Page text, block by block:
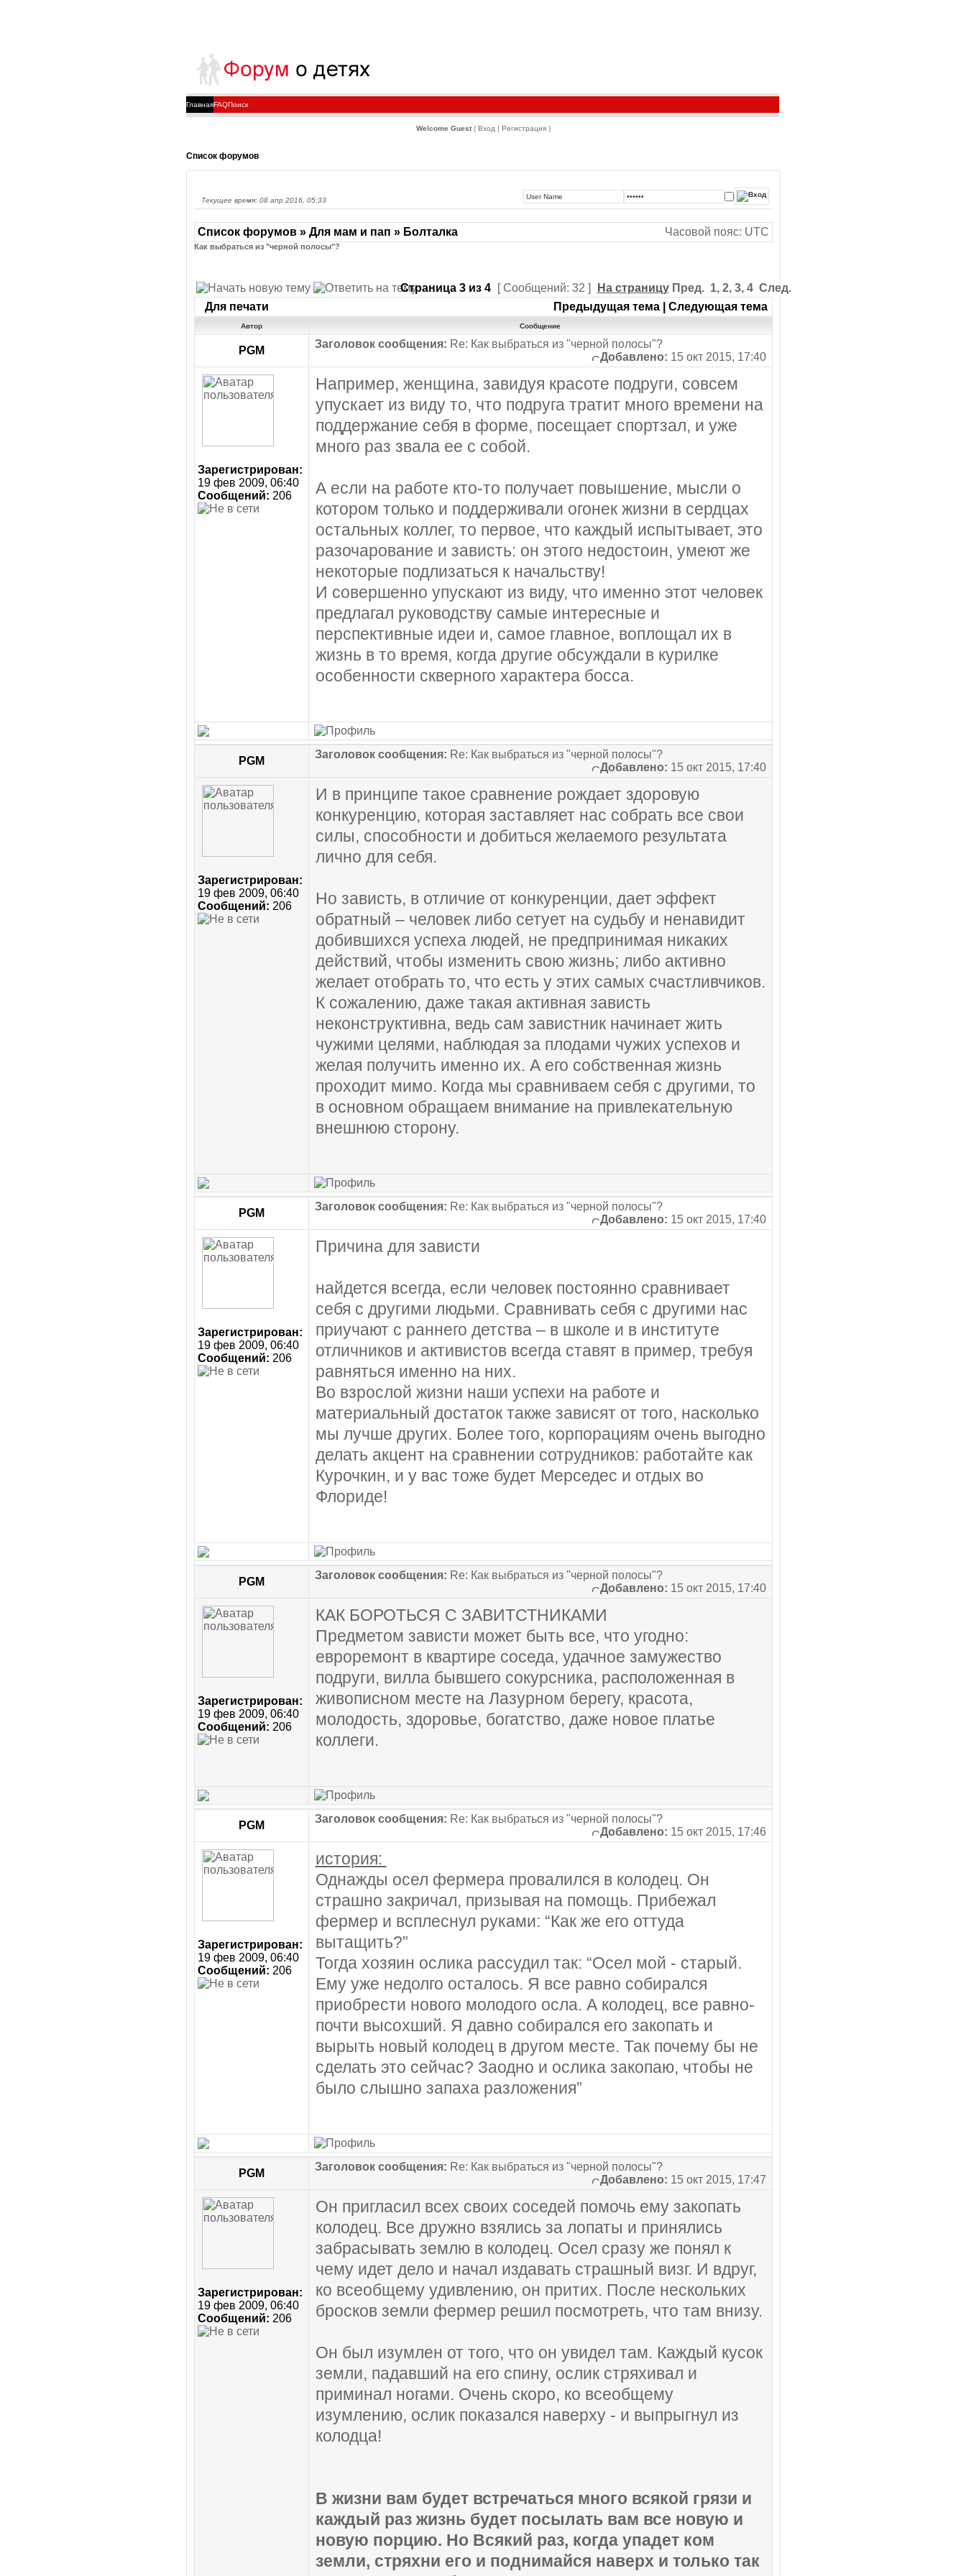
ГлавнаяFAQПоиск
Welcome Guest( Вход | Регистрация )
Список форумов
Текущее время: 08 апр 2016, 05:33
Список форумов » Для мам и пап » Болталка Часовой пояс: UTC
Как выбраться из "черной полосы"?
Страница 3из 4 [ Сообщений: 32 ] На страницуПред. 1,2, 3,4 След.
Для печати
Предыдущая тема | Следующая тема
Автор Сообщение
PGM
Заголовок сообщения: Re: Как выбраться из "черной полосы"?
Добавлено: 15 окт 2015, 17:40
Зарегистрирован:
19 фев 2009, 06:40
Сообщений: 206
Например, женщина, завидуя красоте подруги, совсем
упускает из виду то, что подруга тратит много времени на
поддержание себя в форме, посещает спортзал, и уже
много раз звала ее с собой.
А если на работе кто-то получает повышение, мысли о
котором только и поддерживали огонек жизни в сердцах
остальных коллег, то первое, что каждый испытывает, это
разочарование и зависть: он этого недостоин, умеют же
некоторые подлизаться к начальству!
И совершенно упускают из виду, что именно этот человек
предлагал руководству самые интересные и
перспективные идеи и, самое главное, воплощал их в
жизнь в то время, когда другие обсуждали в курилке
особенности скверного характера босса.
PGM
Заголовок сообщения: Re: Как выбраться из "черной полосы"?
Добавлено: 15 окт 2015, 17:40
Зарегистрирован:
19 фев 2009, 06:40
Сообщений: 206
И в принципе такое сравнение рождает здоровую
конкуренцию, которая заставляет нас собрать все свои
силы, способности и добиться желаемого результата
лично для себя.
Но зависть, в отличие от конкуренции, дает эффект
обратный – человек либо сетует на судьбу и ненавидит
добившихся успеха людей, не предпринимая никаких
действий, чтобы изменить свою жизнь; либо активно
желает отобрать то, что есть у этих самых счастливчиков.
К сожалению, даже такая активная зависть
неконструктивна, ведь сам завистник начинает жить
чужими целями, наблюдая за плодами чужих успехов и
желая получить именно их. А его собственная жизнь
проходит мимо. Когда мы сравниваем себя с другими, то
в основном обращаем внимание на привлекательную
внешнюю сторону.
PGM
Заголовок сообщения: Re: Как выбраться из "черной полосы"?
Добавлено: 15 окт 2015, 17:40
Зарегистрирован:
19 фев 2009, 06:40
Сообщений: 206
Причина для зависти
найдется всегда, если человек постоянно сравнивает
себя с другими людьми. Сравнивать себя с другими нас
приучают с раннего детства – в школе и в институте
отличников и активистов всегда ставят в пример, требуя
равняться именно на них.
Во взрослой жизни наши успехи на работе и
материальный достаток также зависят от того, насколько
мы лучше других. Более того, корпорациям очень выгодно
делать акцент на сравнении сотрудников: работайте как
Курочкин, и у вас тоже будет Мерседес и отдых во
Флориде!
PGM
Заголовок сообщения: Re: Как выбраться из "черной полосы"?
Добавлено: 15 окт 2015, 17:40
Зарегистрирован:
19 фев 2009, 06:40
Сообщений: 206
КАК БОРОТЬСЯ С ЗАВИТСТНИКАМИ
Предметом зависти может быть все, что угодно:
евроремонт в квартире соседа, удачное замужество
подруги, вилла бывшего сокурсника, расположенная в
живописном месте на Лазурном берегу, красота,
молодость, здоровье, богатство, даже новое платье
коллеги.
PGM
Заголовок сообщения: Re: Как выбраться из "черной полосы"?
Добавлено: 15 окт 2015, 17:46
Зарегистрирован:
19 фев 2009, 06:40
Сообщений: 206
история:
Однажды осел фермера провалился в колодец. Он
страшно закричал, призывая на помощь. Прибежал
фермер и всплеснул руками: “Как же его оттуда
вытащить?”
Тогда хозяин ослика рассудил так: “Осел мой - старый.
Ему уже недолго осталось. Я все равно собирался
приобрести нового молодого осла. А колодец, все равно-
почти высохший. Я давно собирался его закопать и
вырыть новый колодец в другом месте. Так почему бы не
сделать это сейчас? Заодно и ослика закопаю, чтобы не
было слышно запаха разложения”
PGM
Заголовок сообщения: Re: Как выбраться из "черной полосы"?
Добавлено: 15 окт 2015, 17:47
Зарегистрирован:
19 фев 2009, 06:40
Сообщений: 206
Он пригласил всех своих соседей помочь ему закопать
колодец. Все дружно взялись за лопаты и принялись
забрасывать землю в колодец. Осел сразу же понял к
чему идет дело и начал издавать страшный визг. И вдруг,
ко всеобщему удивлению, он притих. После нескольких
бросков земли фермер решил посмотреть, что там внизу.
Он был изумлен от того, что он увидел там. Каждый кусок
земли, падавший на его спину, ослик стряхивал и
приминал ногами. Очень скоро, ко всеобщему
изумлению, ослик показался наверху - и выпрыгнул из
колодца!
В жизни вам будет встречаться много всякой грязи и
каждый раз жизнь будет посылать вам все новую и
новую порцию. Но Всякий раз, когда упадет ком
земли, стряхни его и поднимайся наверх и только так